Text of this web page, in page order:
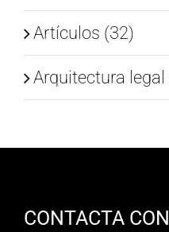
Artículos (32)
Arquitectura legal
CONTACTA